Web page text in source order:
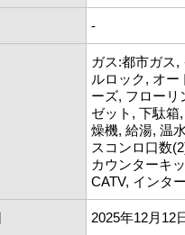
-
ガス:都市ガス
ルロック, オ
ーズ, フローリ
ゼット, 下駄箱
燥機, 給湯, 温
スコンロ口数
カウンターキ
CATV, インタ
2025年12月12